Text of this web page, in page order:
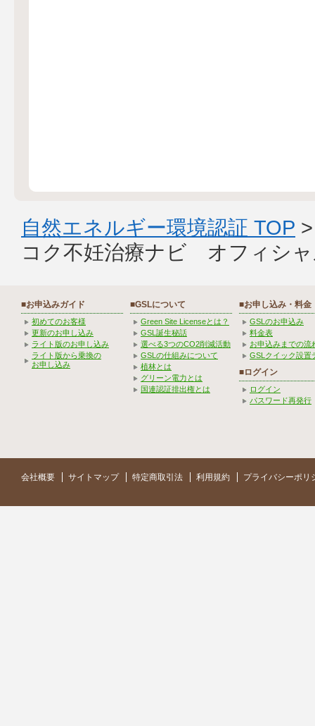
自然エネルギー環境認証 TOP
コク不妊治療ナビ オフィシ
■お申込みガイド
初めてのお客様
更新のお申し込み
ライト版のお申し込み
ライト版から乗換の
お申し込み
■GSLについて
Green Site Licenseとは？
GSL誕生秘話
選べる3つのCO2削減活動
GSLの仕組みについて
植林とは
グリーン電力とは
国連認証排出権とは
■お申し込み・料金
GSLのお申込み
料金表
お申込みまでの流
GSLクイック設置
■ログイン
ログイン
パスワード再発行
会社概要 サイトマップ 特定商取引法 利用規約 プライバシーポリ